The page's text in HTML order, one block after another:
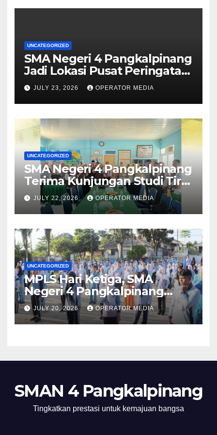
UNCATEGORIZED
SMA Negeri 4 Pangkalpinang
Jadi Lokasi Pusat Peringatan
Hari Anak Nasional 2026 di
Bangka Belitung
JULY 23, 2026 OPERATOR MEDIA
UNCATEGORIZED
SMA Negeri 4 Pangkalpinang
Terima Kunjungan Studi Tiru
Manajemen dari SMA Negeri
1 Lubuk Besar
JULY 22, 2026 OPERATOR MEDIA
UNCATEGORIZED
MPLS Hari Ketiga, SMA
Negeri 4 Pangkalpinang
Hadirkan BPMP, DLH, dan BEI
untuk Bekali Murid Baru
JULY 20, 2026 OPERATOR MEDIA
SMAN 4 Pangkalpinang
Tingkatkan prestasi untuk kemajuan bangsa